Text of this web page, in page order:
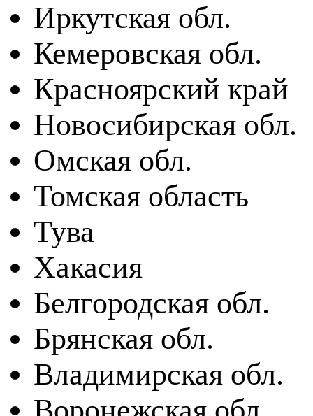
Иркутская обл.
Кемеровская обл.
Красноярский край
Новосибирская обл.
Омская обл.
Томская область
Тува
Хакасия
Белгородская обл.
Брянская обл.
Владимирская обл.